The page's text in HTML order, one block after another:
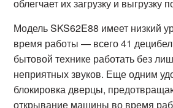
облегчает их загрузку и выгрузку
Модель SKS62E88 имеет низкий
время работы — всего 41
бытовой технике работать без
неприятных звуков. Еще одним
блокировка дверцы,
открывание машины во время